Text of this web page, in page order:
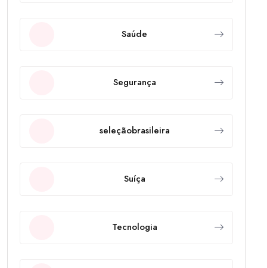
Saúde
Segurança
seleçãobrasileira
Suíça
Tecnologia